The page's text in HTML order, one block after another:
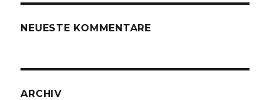
NEUESTE KOMMENTARE
ARCHIV